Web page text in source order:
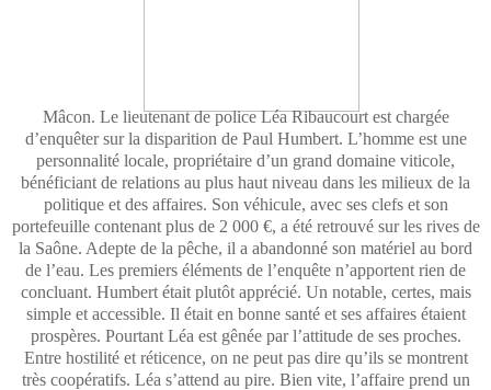
Mâcon. Le lieutenant de police Léa Ribaucourt est chargée
d’enquêter sur la disparition de Paul Humbert. L’homme est une
personnalité locale, propriétaire d’un grand domaine viticole,
bénéficiant de relations au plus haut niveau dans les milieux de la
politique et des affaires. Son véhicule, avec ses clefs et son
portefeuille contenant plus de 2 000 €, a été retrouvé sur les rives de
la Saône. Adepte de la pêche, il a abandonné son matériel au bord
de l’eau. Les premiers éléments de l’enquête n’apportent rien de
concluant. Humbert était plutôt apprécié. Un notable, certes, mais
simple et accessible. Il était en bonne santé et ses affaires étaient
prospères. Pourtant Léa est gênée par l’attitude de ses proches.
Entre hostilité et réticence, on ne peut pas dire qu’ils se montrent
très coopératifs. Léa s’attend au pire. Bien vite, l’affaire prend un